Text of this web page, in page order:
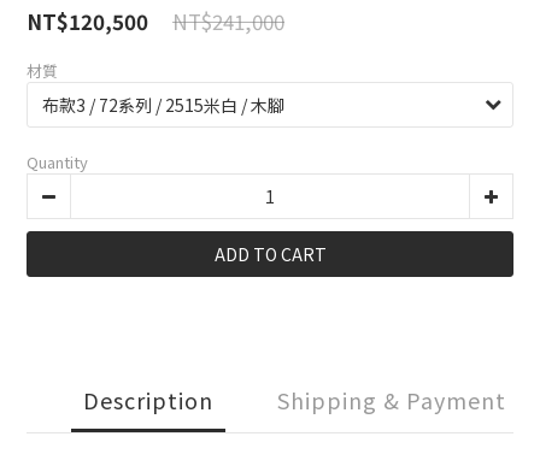
NT$241,000
NT$120,500
材質
Quantity
ADD TO CART
Description Shipping & Payment